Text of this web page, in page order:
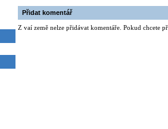
Přidat komentář
Z vaí země nelze přidávat komentáře. Pokud chcete